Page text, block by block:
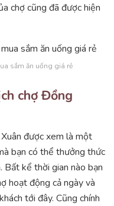
chợ cũng đã được hiện
sắm ăn uống giá rẻ
chợ Đồng
được xem là một
bạn có thể thưởng thức
Bất kể thời gian nào bạn
hoạt động cả ngày và
tới đây. Cũng chính